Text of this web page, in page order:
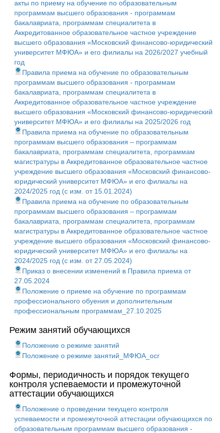
акты по приему на обучение по образовательным
программам высшего образования - программам
бакалавриата, программам специалитета в
Аккредитованное образовательное частное учреждение
высшего образования «Московский финансово-юридический
университет МФЮА» и его филиалы на 2026/2027 учебный
год
Правила приема на обучение по образовательным
программам высшего образования - программам
бакалавриата, программам специалитета в
Аккредитованное образовательное частное учреждение
высшего образования «Московский финансово-юридический
университет МФЮА» и его филиалы на 2025/2026 год
Правила приема на обучение по образовательным
программам высшего образования – программам
бакалавриата, программам специалитета, программам
магистратуры в Аккредитованное образовательное частное
учреждение высшего образования «Московский финансово-
юридический университет МФЮА» и его филиалы на
2024/2025 год (с изм. от 15.01.2024)
Правила приема на обучение по образовательным
программам высшего образования – программам
бакалавриата, программам специалитета, программам
магистратуры в Аккредитованное образовательное частное
учреждение высшего образования «Московский финансово-
юридический университет МФЮА» и его филиалы на
2024/2025 год (с изм. от 27.05.2024)
Приказ о внесении изменений в Правила приема от
27.05.2024
Положение о приеме на обучение по программам
профессионального обуения и дополнительным
профессиональным программам_27.10.2025
Режим занятий обучающихся
Положение о режиме занятий
Положение о режиме занятий_МФЮА_ocr
Формы, периодичность и порядок текущего
контроля успеваемости и промежуточной
аттестации обучающихся
Положение о проведении текущего контроля
успеваемости и промежуточной аттестации обучающихся по
образовательным программам высшего образования -